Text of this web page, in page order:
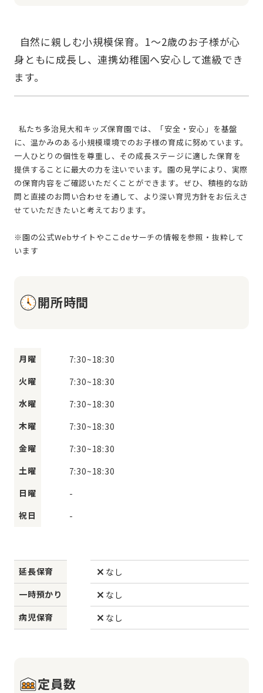
身ともに成長し、連携幼稚園へ安心して進級でき
に、温かみのある小規模環境でのお子様の育成に努めています。
一人ひとりの個性を尊重し、その成長ステージに適した保育を
提供することに最大の力を注いでいます。園の見学により、実際
の保育内容をご確認いただくことができます。ぜひ、積極的な訪
問と直接のお問い合わせを通して、より深い育児方針をお伝えさ
せていただきたいと考えております。
※園の公式Webサイトやここdeサーチの情報を参照・抜粋して
開所時間
月曜 7:30~18:30
火曜
7:30~18:30
水曜
7:30~18:30
木曜
7:30~18:30
金曜
7:30~18:30
土曜
7:30~18:30
日曜
-
祝日
-
延長保育
なし
一時預かり
なし
病児保育
なし
定員数